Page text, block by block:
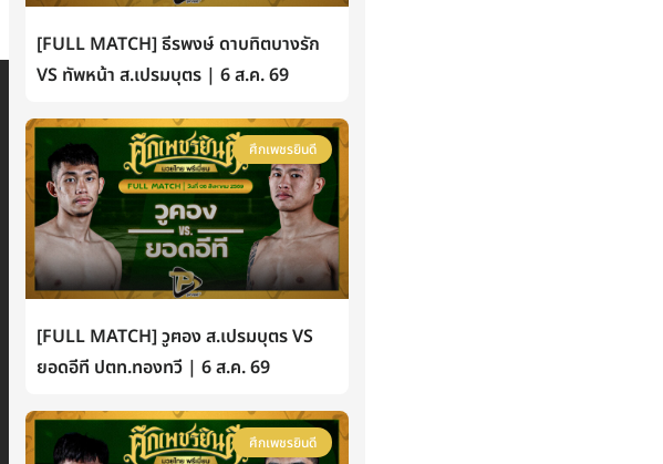
[FULL MATCH] ธีรพงษ์ ดาบทิตบางรัก
VS ทัพหน้า ส.เปรมบุตร | 6 ส.ค. 69
ศึกเพชรยินดี
[FULL MATCH] วูฅอง ส.เปรมบุตร VS
ยอดอีที ปตท.ทองทวี | 6 ส.ค. 69
ศึกเพชรยินดี